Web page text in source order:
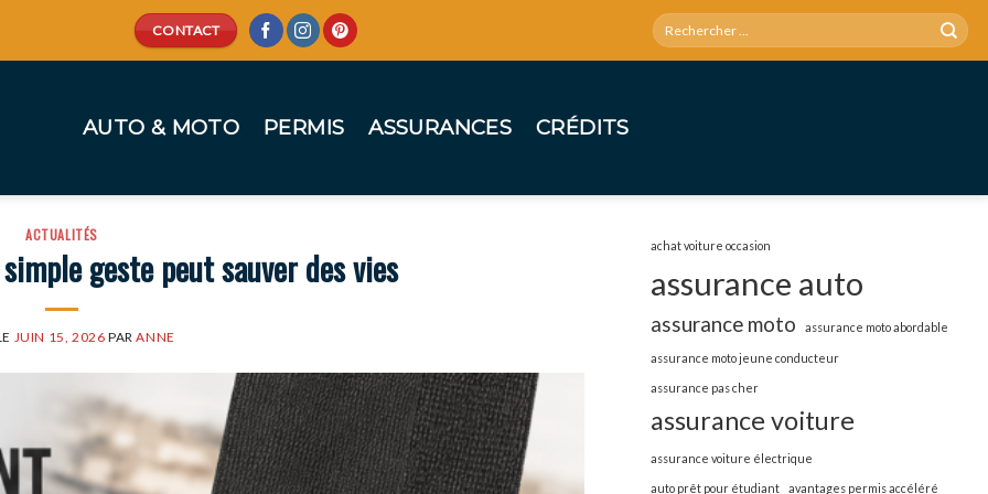
CONTACT
AUTO & MOTO PERMIS ASSURANCES CRÉDITS
ACTUALITÉS
geste peut sauver des vies
JUIN 15, 2026 PARANNE
achat voiture occasion
assurance auto
assurance moto assurance moto abordable
assurance moto jeune conducteur
assurance pas cher
assurance voiture
assurance voiture électrique
auto prêt pour étudiant avantages permis accéléré